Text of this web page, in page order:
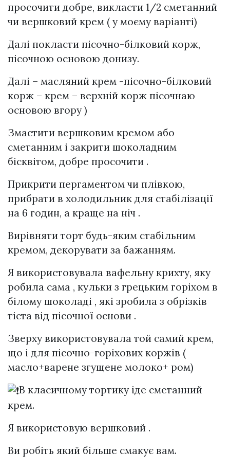
просочити добре, викласти 1/2 сметанний
чи вершковий крем ( у моєму варіанті)
Далі покласти пісочно-білковий корж,
пісочною основою донизу.
Далі – масляний крем -пісочно-білковий
корж – крем – верхній корж пісочнаю
основою вгору )
Змастити вершковим кремом або
сметанним і закрити шоколадним
бісквітом, добре просочити .
Прикрити пергаментом чи плівкою,
прибрати в холодильник для стабілізації
на 6 годин, а краще на ніч .
Вирівняти торт будь-яким стабільним
кремом, декорувати за бажанням.
Я використовувала вафельну крихту, яку
робила сама , кульки з грецьким горіхом в
білому шоколаді , які зробила з обрізків
тіста від пісочної основи .
Зверху використовувала той самий крем,
що і для пісочно-горіхових коржів (
масло+варене згущене молоко+ ром)
В класичному тортику іде сметанний
крем.
Я використовую вершковий .
Ви робіть який більше смакує вам.